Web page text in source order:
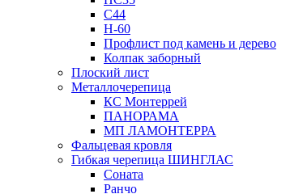
С44
Н-60
Профлист под камень и дерево
Колпак заборный
Плоский лист
Металлочерепица
КС Монтеррей
ПАНОРАМА
МП ЛАМОНТЕРРА
Фальцевая кровля
Гибкая черепица ШИНГЛАС
Соната
Ранчо